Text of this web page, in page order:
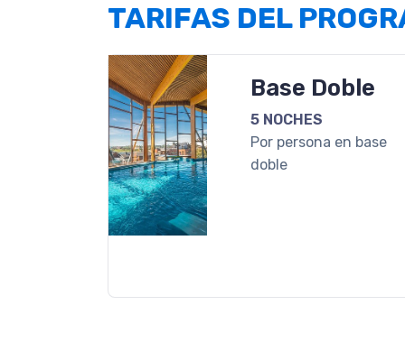
TARIFAS DEL
Base Doble
5 NOCHES
Por persona en base
doble